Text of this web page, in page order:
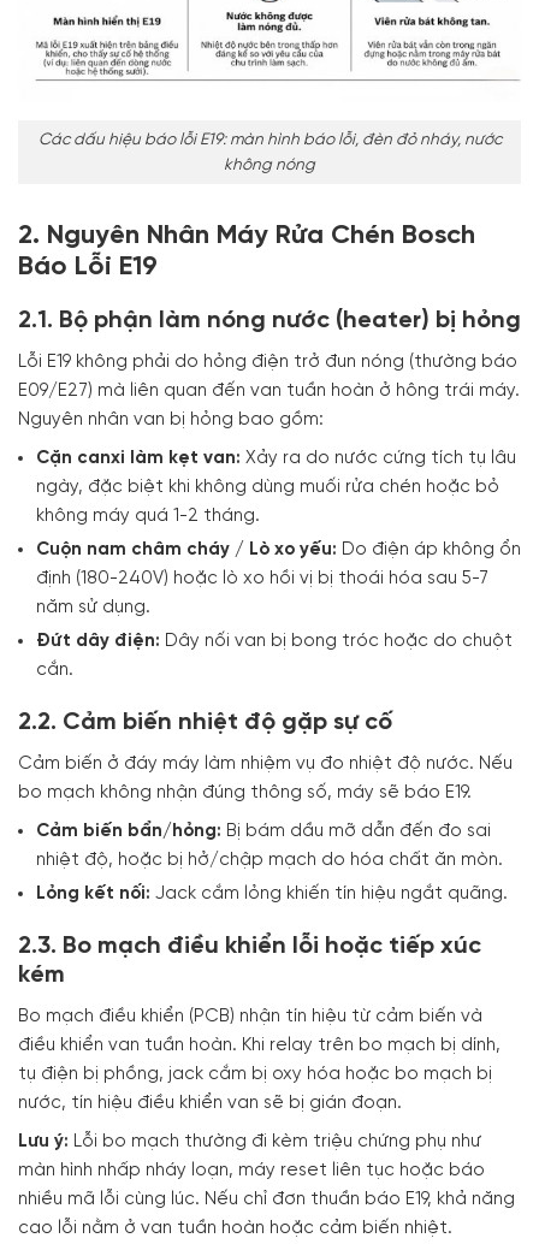
Các dấu hiệu báo lỗi E19: màn hình báo lỗi, đèn đỏ nháy, nước
không nóng
2. Nguyên Nhân Máy Rửa Chén Bosch
Báo Lỗi E19
2.1. Bộ phận làm nóng nước (heater) bị hỏng
Lỗi E19 không phải do hỏng điện trở đun nóng (thường báo
E09/E27) mà liên quan đến van tuần hoàn ở hông trái máy.
Nguyên nhân van bị hỏng bao gồm:
Cặn canxi làm kẹt van: Xảy ra do nước cứng tích tụ lâu
ngày, đặc biệt khi không dùng muối rửa chén hoặc bỏ
không máy quá 1-2 tháng.
Cuộn nam châm cháy / Lò xo yếu: Do điện áp không ổn
định (180-240V) hoặc lò xo hồi vị bị thoái hóa sau 5-7
năm sử dụng.
Đứt dây điện: Dây nối van bị bong tróc hoặc do chuột
cắn.
2.2. Cảm biến nhiệt độ gặp sự cố
Cảm biến ở đáy máy làm nhiệm vụ đo nhiệt độ nước. Nếu
bo mạch không nhận đúng thông số, máy sẽ báo E19.
Cảm biến bẩn/hỏng: Bị bám dầu mỡ dẫn đến đo sai
nhiệt độ, hoặc bị hở/chập mạch do hóa chất ăn mòn.
Lỏng kết nối: Jack cắm lỏng khiến tín hiệu ngắt quãng.
2.3. Bo mạch điều khiển lỗi hoặc tiếp xúc
kém
Bo mạch điều khiển (PCB) nhận tín hiệu từ cảm biến và
điều khiển van tuần hoàn. Khi relay trên bo mạch bị dính,
tụ điện bị phồng, jack cắm bị oxy hóa hoặc bo mạch bị
nước, tín hiệu điều khiển van sẽ bị gián đoạn.
Lưu ý: Lỗi bo mạch thường đi kèm triệu chứng phụ như
màn hình nhấp nháy loạn, máy reset liên tục hoặc báo
nhiều mã lỗi cùng lúc. Nếu chỉ đơn thuần báo E19, khả năng
cao lỗi nằm ở van tuần hoàn hoặc cảm biến nhiệt.